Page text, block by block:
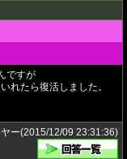
ですが
れたら復活しました。
ー(2015/12/09 23:31:36)